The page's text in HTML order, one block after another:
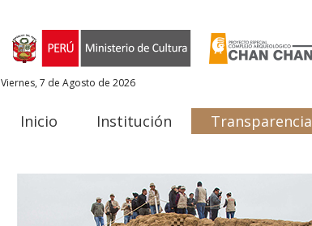
Viernes, 7 de Agosto de 2026
Inicio Institución Transparencia